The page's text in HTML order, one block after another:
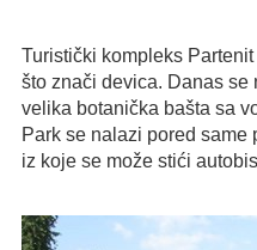
Turistički kompleks
što znači devica. Danas se
velika botanička bašta sa
Park se nalazi pored same
iz koje se može stići